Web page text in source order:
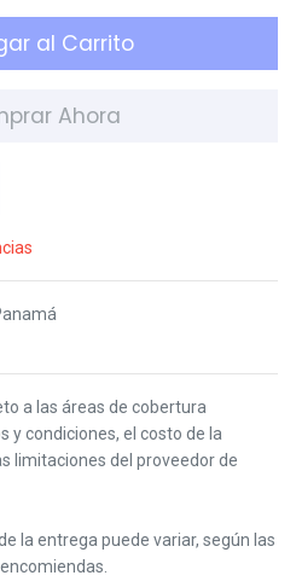
al Carrito
Ahora
a las áreas de cobertura
y condiciones, el costo de la
limitaciones del proveedor de
la entrega puede variar, según las